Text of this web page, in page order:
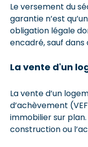
Le versement du
garantie n’est
obligation légale
encadré, sauf dans
La vente d'un
La vente d’un
d’achèvement
immobilier sur
construction ou